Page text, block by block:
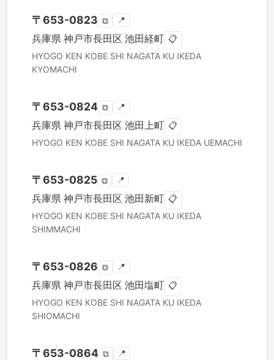
〒653-0823 ⧉ 📍
兵庫県 神戸市長田区 池田経町 📋
HYOGO KEN KOBE SHI NAGATA KU IKEDA
KYOMACHI
〒653-0824 ⧉ 📍
兵庫県 神戸市長田区 池田上町 📋
HYOGO KEN KOBE SHI NAGATA KU IKEDA UEMACHI
〒653-0825 ⧉ 📍
兵庫県 神戸市長田区 池田新町 📋
HYOGO KEN KOBE SHI NAGATA KU IKEDA
SHIMMACHI
〒653-0826 ⧉ 📍
兵庫県 神戸市長田区 池田塩町 📋
HYOGO KEN KOBE SHI NAGATA KU IKEDA
SHIOMACHI
〒653-0864 ⧉ 📍